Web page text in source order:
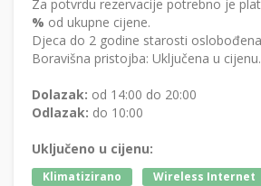
Za potvrdu rezervacije potrebno je
% od ukupne cijene.
Djeca do 2 godine starosti
Boravišna pristojba: Uključena u cijenu.
Dolazak: od 14:00 do 20:00
Odlazak: do 10:00
Uključeno u cijenu:
Klimatizirano
Wireless Internet